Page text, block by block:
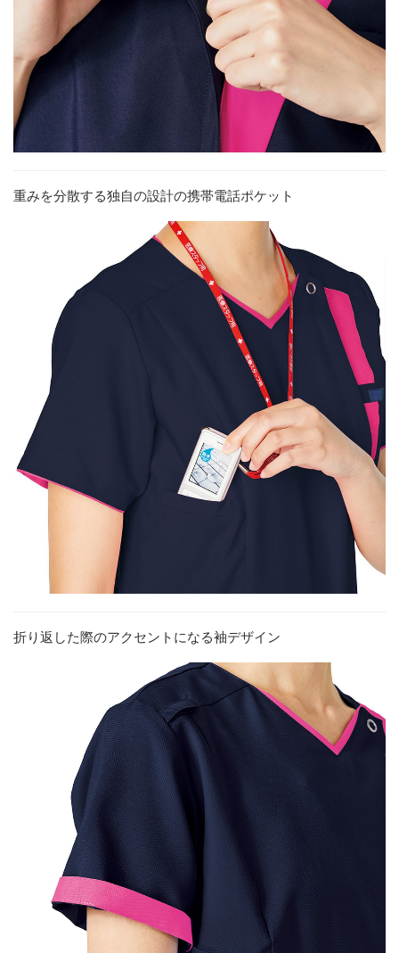
重みを分散する独自の設計の携帯電話ポケット
折り返した際のアクセントになる袖デザイン